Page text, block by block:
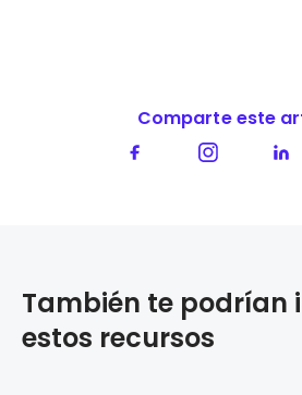
Comparte este
También te podrían
estos recursos